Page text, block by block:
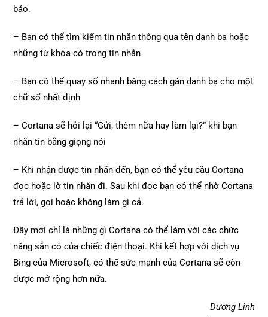
báo.
– Bạn có thể tìm kiếm tin nhắn thông qua tên danh bạ hoặc
những từ khóa có trong tin nhắn
– Bạn có thể quay số nhanh bằng cách gán danh bạ cho một
chữ số nhất định
– Cortana sẽ hỏi lại “Gửi, thêm nữa hay làm lại?” khi bạn
nhắn tin bằng giọng nói
– Khi nhận được tin nhắn đến, bạn có thể yêu cầu Cortana
đọc hoặc lờ tin nhắn đi. Sau khi đọc bạn có thể nhờ Cortana
trả lời, gọi hoặc không làm gì cả.
Đây mới chỉ là những gì Cortana có thể làm với các chức
năng sẵn có của chiếc điện thoại. Khi kết hợp với dịch vụ
Bing của Microsoft, có thể sức mạnh của Cortana sẽ còn
được mở rộng hơn nữa.
Dương Linh